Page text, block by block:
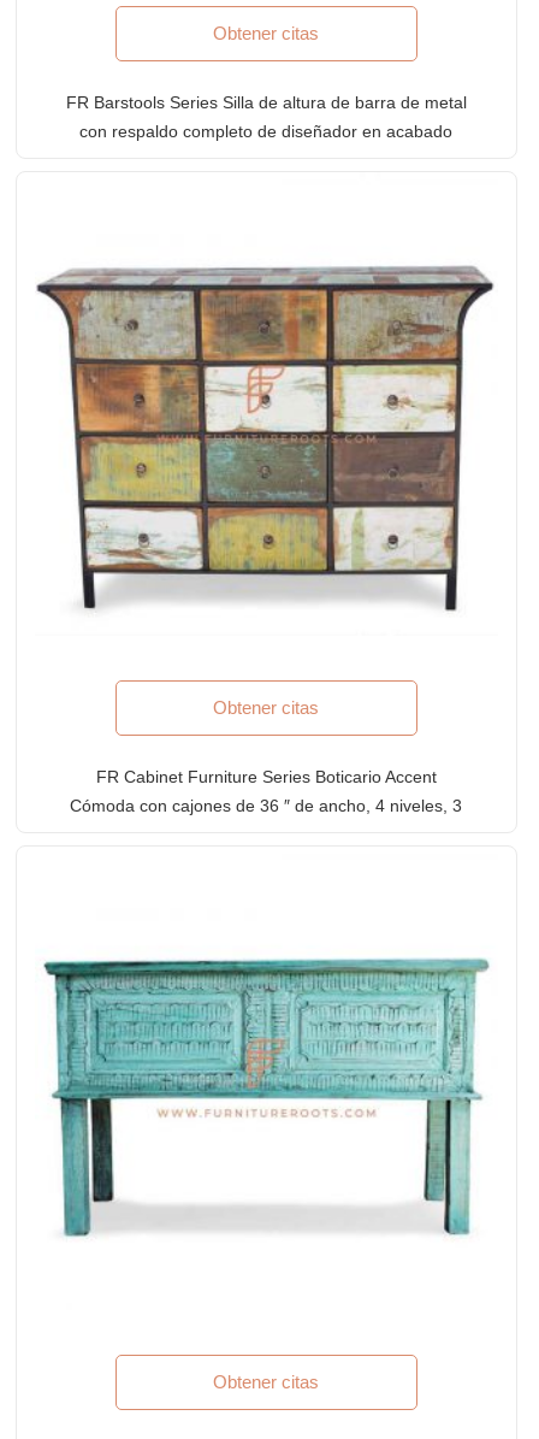
Obtener citas
FR Barstools Series Silla de altura de barra de metal
con respaldo completo de diseñador en acabado
Obtener citas
FR Cabinet Furniture Series Boticario Accent
Cómoda con cajones de 36 ″ de ancho, 4 niveles, 3
Obtener citas